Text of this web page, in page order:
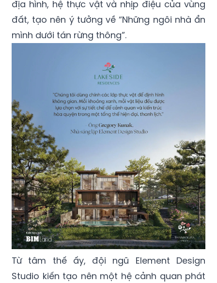
địa hình, hệ thực vật và nhịp điệu của vùng
đất, tạo nên ý tưởng về “Những ngôi nhà ẩn
mình dưới tán rừng thông”.
Từ tâm thế ấy, đội ngũ Element Design
Studio kiến tạo nên một hệ cảnh quan phát